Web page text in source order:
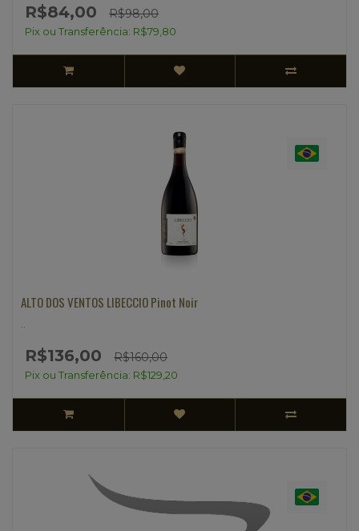
R$84,00 R$98,00
Pix ou Transferência: R$79,80
ALTO DOS VENTOS LIBECCIO Pinot Noir
R$136,00 R$160,00
Pix ou Transferência: R$129,20